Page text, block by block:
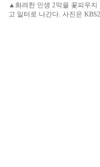
▲화려한 인생 2막을 꽃피우지
고 일터로 나간다. 사진은